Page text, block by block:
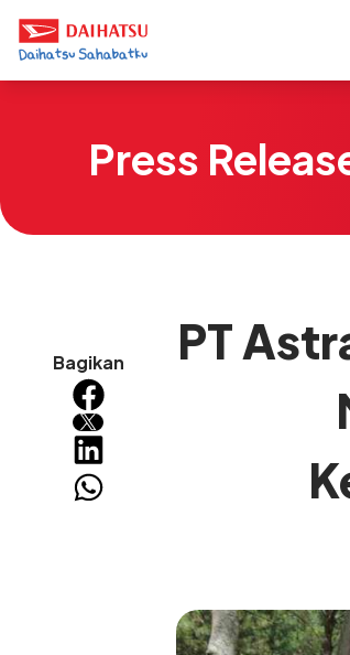
Press
Bagikan
PT